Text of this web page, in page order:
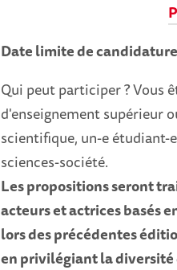
Date limite de
Qui peut participer ? Vous
d'enseignement supérieur
scientifique, un-e étudiant-
sciences-société.
Les propositions seront
acteurs et actrices basés
lors des précédentes
en privilégiant la diversité